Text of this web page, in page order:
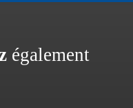
également